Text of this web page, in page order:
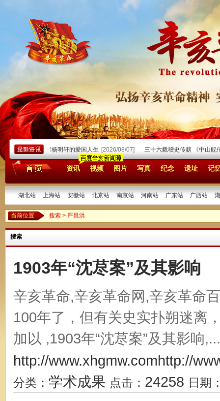
07] 民盟前辈杨明轩的爱国人生 [2026/08/07] 三十六载稽史传薪 《中山舰
资讯 视频 图片 写真 纪念 遗址 记
湖北站 上海站 安徽站 北京站 南京站 河南站 广东站 广西站
当前位置 搜索 > 严昌洪
搜索
1903年“沈荩案”及其影响
辛亥革命,辛亥革命网,辛亥革命
100年了，但有关史实扑朔迷离
加以 ,1903年“沈荩案”及其影响,...
http://www.xhgmw.comhttp://
分类： 学术成果 点击： 24258 日期